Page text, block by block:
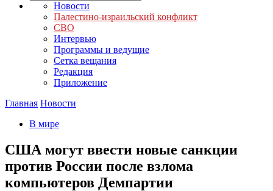
Новости
Палестино-израильский конфликт
СВО
Интервью
Программы и ведущие
Сетка вещания
Редакция
Приложение
Главная Новости
В мире
США могут ввести новые санкции
против России после взлома
компьютеров Демпартии